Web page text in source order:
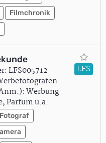
Filmchronik
LFS005712
Werbung
Parfum u.a.
Fotograf
LFS